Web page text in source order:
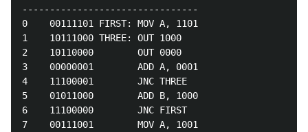
--------------------------------
0    00111101 FIRST: MOV A, 1101
1    10111000 THREE: OUT 1000
2    10110000        OUT 0000
3    00000001        ADD A, 0001
4    11100001        JNC THREE
5    01011000        ADD B, 1000
6    11100000        JNC FIRST
7    00111001        MOV A, 1001